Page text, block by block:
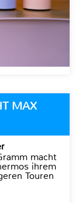
MAX
macht
ihrem
Touren